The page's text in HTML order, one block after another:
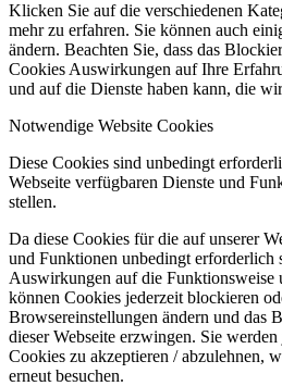
Klicken Sie auf die verschiedenen
mehr zu erfahren. Sie können auch
ändern. Beachten Sie, dass das
Cookies Auswirkungen auf Ihre
und auf die Dienste haben kann, die
Notwendige Website Cookies
Diese Cookies sind unbedingt
Webseite verfügbaren Dienste und
stellen.
Da diese Cookies für die auf unserer
und Funktionen unbedingt erforderlich
Auswirkungen auf die Funktionsweise
können Cookies jederzeit blockieren
Browsereinstellungen ändern und das
dieser Webseite erzwingen. Sie
Cookies zu akzeptieren / abzulehnen,
erneut besuchen.